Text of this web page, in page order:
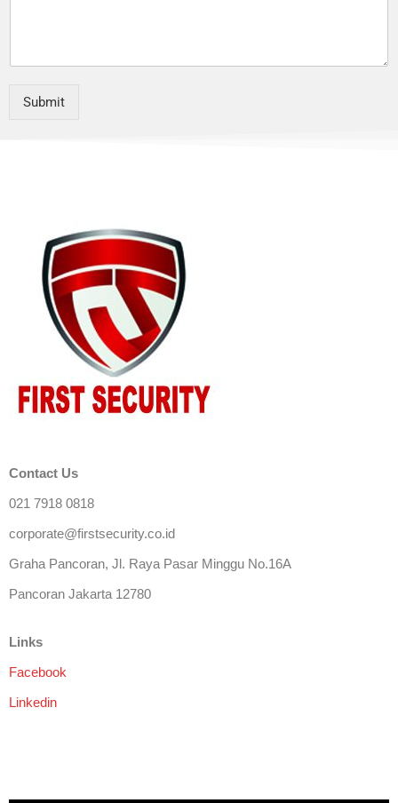
Submit
Contact Us
021 7918 0818
corporate@firstsecurity.co.id
Graha Pancoran, Jl. Raya Pasar Minggu No.16A
Pancoran Jakarta 12780
Links
Facebook
Linkedin